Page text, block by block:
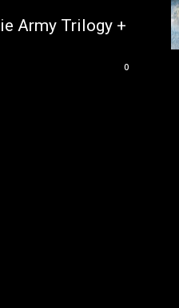
Army Trilogy +
0